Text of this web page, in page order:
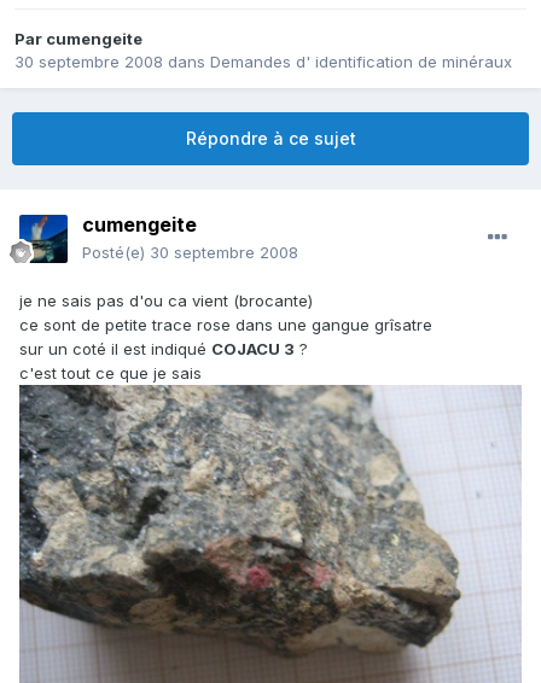
Par cumengeite
30 septembre 2008 dans Demandes d' identification de minéraux
Répondre à ce sujet
cumengeite
Posté(e) 30 septembre 2008
je ne sais pas d'ou ca vient (brocante)
ce sont de petite trace rose dans une gangue grîsatre
sur un coté il est indiqué COJACU 3 ?
c'est tout ce que je sais